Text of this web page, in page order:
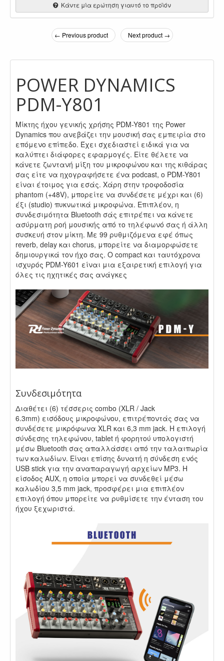
Κάντε μία ερώτηση γιαυτό το προϊόν
← Previous product Next product →
POWER DYNAMICS
PDM-Y801
Μίκτης ήχου γενικής χρήσης PDM-Y801 της Power
Dynamics που ανεβάζει την μουσική σας εμπειρία στο
επόμενο επίπεδο. Έχει σχεδιαστεί ειδικά για να
καλύπτει διάφορες εφαρμογές. Είτε θέλετε να
κάνετε ζωντανή μίξη του μικροφώνου και της κιθάρας
σας είτε να ηχογραφήσετε ένα podcast, ο PDM-Y801
είναι έτοιμος για εσάς. Χάρη στην τροφοδοσία
phantom (+48V), μπορείτε να συνδέσετε μέχρι και (6)
έξι (studio) πυκνωτικά μικροφώνα. Επιπλέον, η
συνδεσιμότητα Bluetooth σάς επιτρέπει να κάνετε
ασύρματη ροή μουσικής από το τηλέφωνό σας ή άλλη
συσκευή στον μίκτη. Με 99 ρυθμιζόμενα εφέ όπως
reverb, delay και chorus, μπορείτε να διαμορφώσετε
δημιουργικά τον ήχο σας. Ο compact και ταυτόχρονα
ισχυρός PDM-Y601 είναι μια εξαιρετική επιλογή για
όλες τις ηχητικές σας ανάγκες
Συνδεσιμότητα
Διαθέτει (6) τέσσερις combo (XLR / Jack
6.3mm) εισόδους μικροφώνου, επιτρέποντάς σας να
συνδέσετε μικρόφωνα XLR και 6,3 mm jack. Η επιλογή
σύνδεσης τηλεφώνου, tablet ή φορητού υπολογιστή
μέσω Bluetooth σας απαλλάσσει από την ταλαιπωρία
των καλωδίων. Είναι επίσης δυνατή η σύνδεση ενός
USB stick για την αναπαραγωγή αρχείων MP3. Η
είσοδος AUX, η οποία μπορεί να συνδεθεί μέσω
καλωδίου 3,5 mm jack, προσφέρει μια επιπλέον
επιλογή όπου μπορείτε να ρυθμίσετε την ένταση του
ήχου ξεχωριστά.